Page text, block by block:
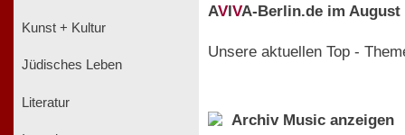
Kunst + Kultur
Jüdisches Leben
Literatur
AVIVA-Berlin.de im August
Unsere aktuellen Top -
Archiv Music anzeigen